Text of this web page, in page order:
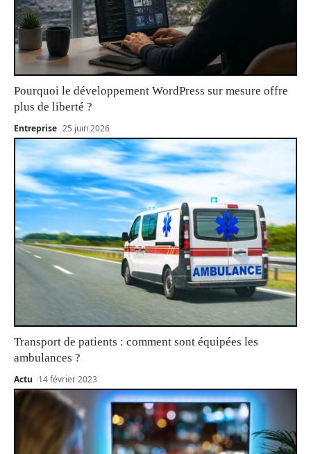
Pourquoi le développement WordPress sur mesure offre
plus de liberté ?
Entreprise 25 juin 2026
Transport de patients : comment sont équipées les
ambulances ?
Actu 14 février 2023